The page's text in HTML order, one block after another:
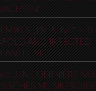
„I’M ALIVE“ –
AND INFECTED
ANTHEM
„UNE DERNIÈRE